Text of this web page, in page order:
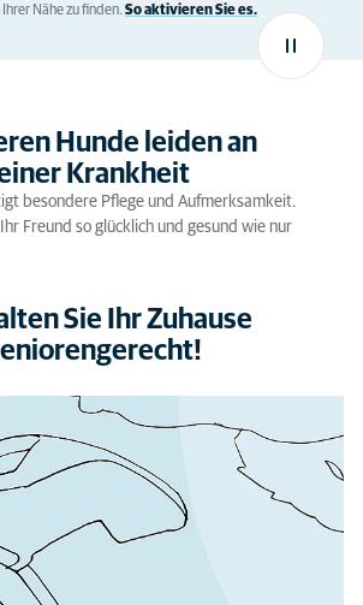
Nähe zu finden. So aktivieren Sie es.
Hunde leiden an
Krankheit
besondere Pflege und Aufmerksamkeit.
Freund so glücklich und gesund wie nur
Sie Ihr Zuhause